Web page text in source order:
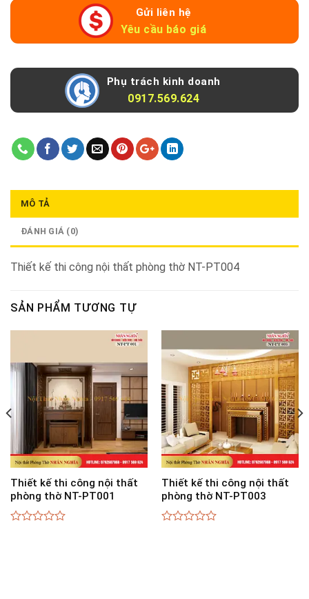
Gửi liên hệ
Yêu cầu báo giá
Phụ trách kinh doanh
0917.569.624
MÔ TẢ
ĐÁNH GIÁ (0)
Thiết kế thi công nội thất phòng thờ NT-PT004
SẢN PHẨM TƯƠNG TỰ
Thiết kế thi công nội thất
phòng thờ NT-PT001
Thiết kế thi công nội thất
phòng thờ NT-PT003